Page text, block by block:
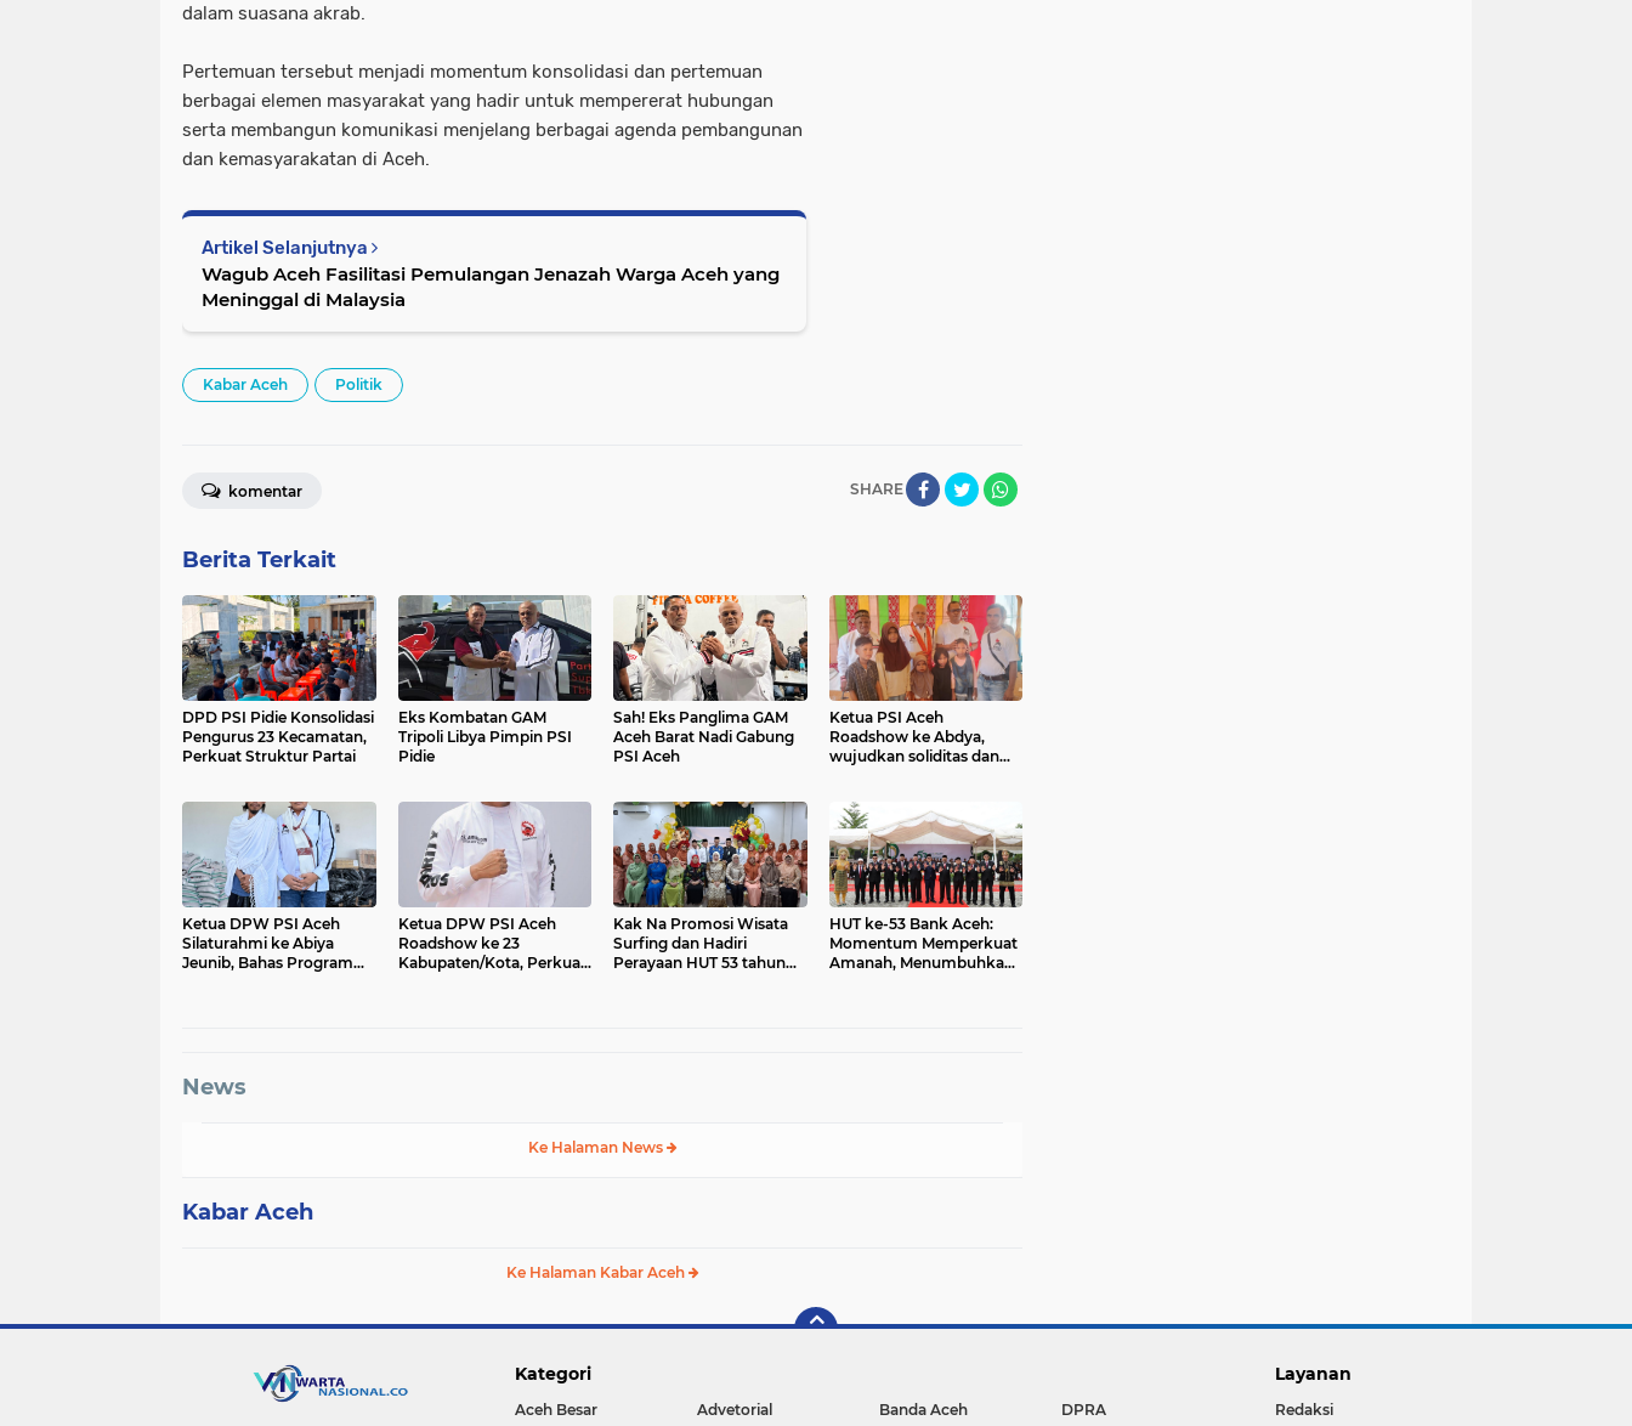
dalam suasana akrab.
Pertemuan tersebut menjadi momentum konsolidasi dan pertemuan
berbagai elemen masyarakat yang hadir untuk mempererat hubungan
serta membangun komunikasi menjelang berbagai agenda pembangunan
dan kemasyarakatan di Aceh.
Artikel Selanjutnya
Wagub Aceh Fasilitasi Pemulangan Jenazah Warga Aceh yang
Meninggal di Malaysia
Kabar Aceh Politik
SHARE
komentar
Berita Terkait
DPD PSI Pidie Konsolidasi
Pengurus 23 Kecamatan,
Perkuat Struktur Partai
Eks Kombatan GAM
Tripoli Libya Pimpin PSI
Pidie
Sah! Eks Panglima GAM
Aceh Barat Nadi Gabung
PSI Aceh
Ketua PSI Aceh
Roadshow ke Abdya,
wujudkan soliditas dan
Ketua DPW PSI Aceh
Silaturahmi ke Abiya
Jeunib, Bahas Program
Ketua DPW PSI Aceh
Roadshow ke 23
Kabupaten/Kota, Perkuat
Kak Na Promosi Wisata
Surfing dan Hadiri
Perayaan HUT 53 tahun
HUT ke-53 Bank Aceh:
Momentum Memperkuat
Amanah, Menumbuhkan
News
Ke Halaman News
Kabar Aceh
Ke Halaman Kabar Aceh
Kategori
Aceh Besar Advetorial Banda Aceh DPRA
Layanan
Redaksi